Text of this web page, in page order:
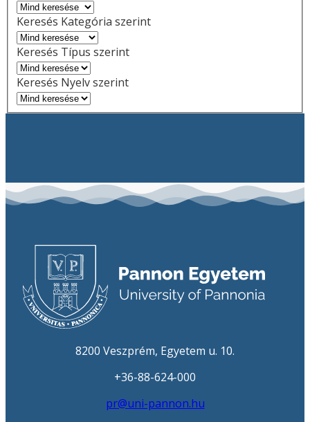
Keresés Kategória szerint
Keresés Típus szerint
Keresés Nyelv szerint
8200 Veszprém, Egyetem u. 10.
+36-88-624-000
pr@uni-pannon.hu